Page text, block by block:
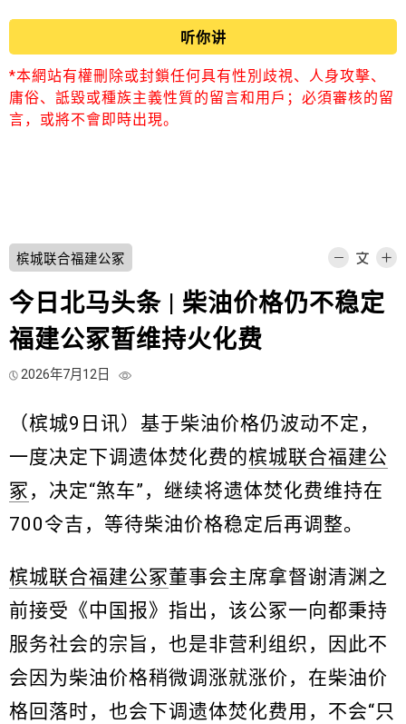
听你讲
*本網站有權刪除或封鎖任何具有性別歧視、人身攻擊、
庸俗、詆毀或種族主義性質的留言和用戶；必須審核的留
言，或將不會即時出現。
槟城联合福建公冢
今日北马头条 | 柴油价格仍不稳定
福建公冢暂维持火化费
2026年7月12日
（槟城9日讯）基于柴油价格仍波动不定，
一度决定下调遗体焚化费的槟城联合福建公
冢 ，决定“煞车”，继续将遗体焚化费维持在
700令吉，等待柴油价格稳定后再调整。
槟城联合福建公冢董事会主席拿督谢清渊之
前接受《中国报》指出，该公冢一向都秉持
服务社会的宗旨，也是非营利组织，因此不
会因为柴油价格稍微调涨就涨价，在柴油价
格回落时，也会下调遗体焚化费用，不会“只